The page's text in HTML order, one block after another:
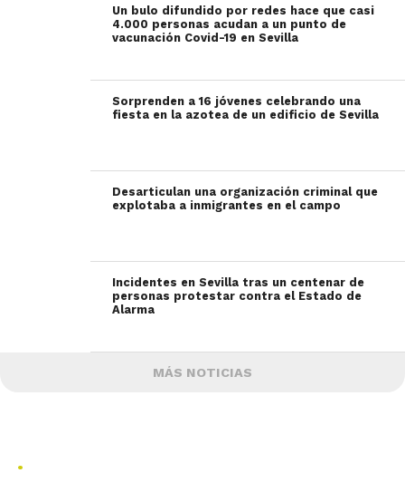
Un bulo difundido por redes hace que casi
4.000 personas acudan a un punto de
vacunación Covid-19 en Sevilla
Sorprenden a 16 jóvenes celebrando una
fiesta en la azotea de un edificio de Sevilla
Desarticulan una organización criminal que
explotaba a inmigrantes en el campo
Incidentes en Sevilla tras un centenar de
personas protestar contra el Estado de
Alarma
MÁS NOTICIAS
.